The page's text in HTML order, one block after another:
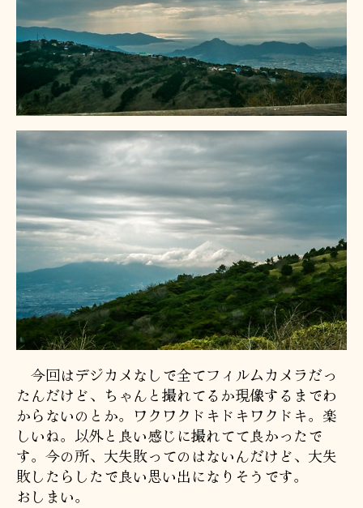
今回はデジカメなしで全てフィルムカメラだっ
たんだけど、ちゃんと撮れてるか現像するまでわ
からないのとか。ワクワクドキドキワクドキ。楽
しいね。以外と良い感じに撮れてて良かったで
す。今の所、大失敗ってのはないんだけど、大失
敗したらしたで良い思い出になりそうです。
おしまい。